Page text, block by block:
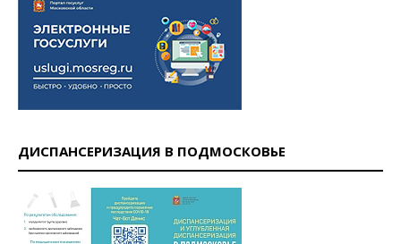
ДИСПАНСЕРИЗАЦИЯ В ПОДМОСКОВЬЕ